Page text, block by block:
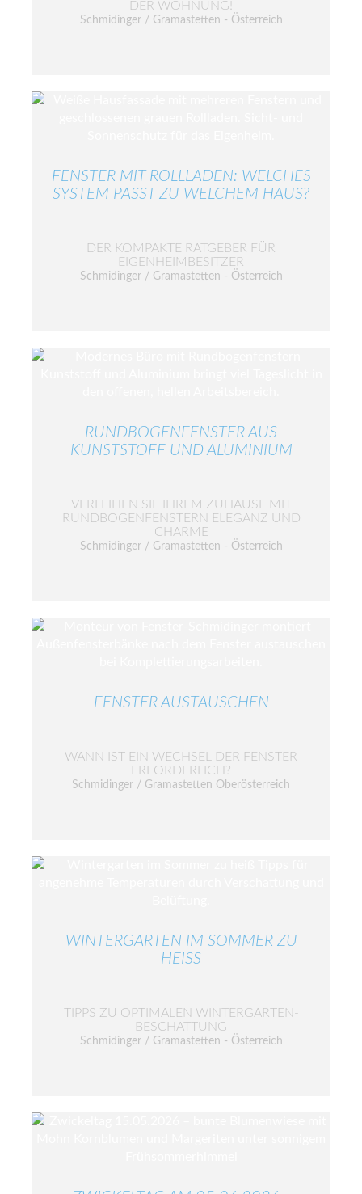
DER WOHNUNG!
Schmidinger / Gramastetten - Österreich
FENSTER MIT ROLLLADEN: WELCHES
SYSTEM PASST ZU WELCHEM HAUS?
DER KOMPAKTE RATGEBER FÜR
EIGENHEIMBESITZER
Schmidinger / Gramastetten - Österreich
RUNDBOGENFENSTER AUS
KUNSTSTOFF UND ALUMINIUM
VERLEIHEN SIE IHREM ZUHAUSE MIT
RUNDBOGENFENSTERN ELEGANZ UND
CHARME
Schmidinger / Gramastetten - Österreich
FENSTER AUSTAUSCHEN
WANN IST EIN WECHSEL DER FENSTER
ERFORDERLICH?
Schmidinger / Gramastetten Oberösterreich
WINTERGARTEN IM SOMMER ZU
HEISS
TIPPS ZU OPTIMALEN WINTERGARTEN-
BESCHATTUNG
Schmidinger / Gramastetten - Österreich